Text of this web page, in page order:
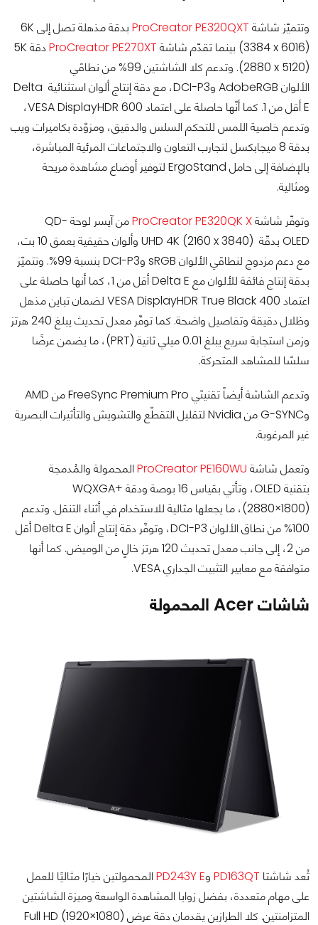
وتتميّز شاشة ProCreator PE320QXT
بدقة مذهلة تصل إلى 6K
(3384 x 6016) بينما تقدّم شاشة
ProCreator PE270XT
دقة 5K
(2880 x 5120). وتدعم كلا الشاشتين 99% من نطاقَي
الألوان AdobeRGB وDCI-P3، مع دقة إنتاج ألوان استثنائية Delta
E أقل من 1. كما أنّها حاصلة على اعتماد VESA DisplayHDR 600،
وتدعم خاصية اللمس للتحكم السلس والدقيق، ومزوّدة بكاميرات ويب
بدقة 8 ميجابكسل لتجارب التعاون والاجتماعات المرئية المباشرة،
بالإضافة إلى حامل ErgoStand لتوفير أوضاع مشاهدة مريحة
ومثالية.
وتوفّر شاشةProCreator PE320QK X
من آيسر لوحة QD-
OLED بدقّة UHD 4K (2160 x 3840) وألوان حقيقية بعمق 10 بت،
مع دعم مزدوج لنطاقَي الألوان sRGB وDCI-P3 بنسبة 99%. وتتميّز
بدقة إنتاج فائقة للألوان مع Delta E أقل من 1، كما أنها حاصلة على
اعتماد VESA DisplayHDR True Black 400 لضمان تباين مذهل
وظلال دقيقة وتفاصيل واضحة. كما توفّر معدل تحديث يبلغ 240 هرتز
وزمن استجابة سريع يبلغ 0.01 ميلي ثانية (PRT)، ما يضمن عرضًا
سلسًا للمشاهد المتحركة.
وتدعم الشاشة أيضاً تقنيتَي FreeSync Premium Pro من AMD
وG-SYNC من Nvidia لتقليل التقطّع والتشويش والتأثيرات البصرية
غير المرغوبة.
وتعمل شاشة ProCreator PE160WUالمحمولة والمُدمجة
بتقنية OLED، وتأتي بقياس 16 بوصة ودقة WQXGA+
(2880×1800)، ما يجعلها مثالية للاستخدام في أثناء التنقل. وتدعم
100% من نطاق الألوان DCI-P3، وتوفّر دقة إنتاج ألوان Delta E أقل
من 2، إلى جانب معدل تحديث 120 هرتز خالٍ من الوميض. كما أنها
متوافقة مع معايير التثبيت الجداري VESA.
شاشات Acer المحمولة
تُعد شاشتا PD163QT وPD243Y Eالمحمولتين خيارًا مثاليًا للعمل
على مهام متعددة، بفضل زوايا المشاهدة الواسعة وميزة الشاشتين
المتزامنتين. كلا الطرازين يقدمان دقة عرض Full HD (1920×1080)